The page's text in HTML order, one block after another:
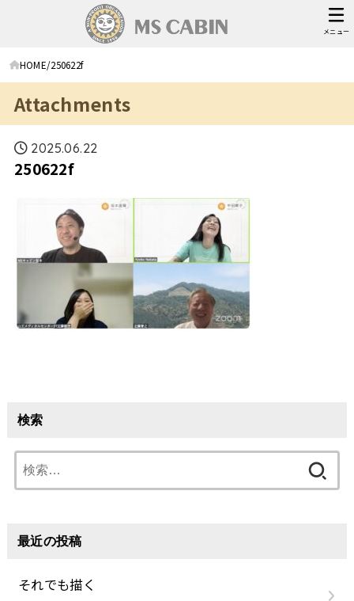
メニュー
HOME 250622f
Attachments
2025.06.22
250622f
検索
索:
最近の投稿
それでも描く